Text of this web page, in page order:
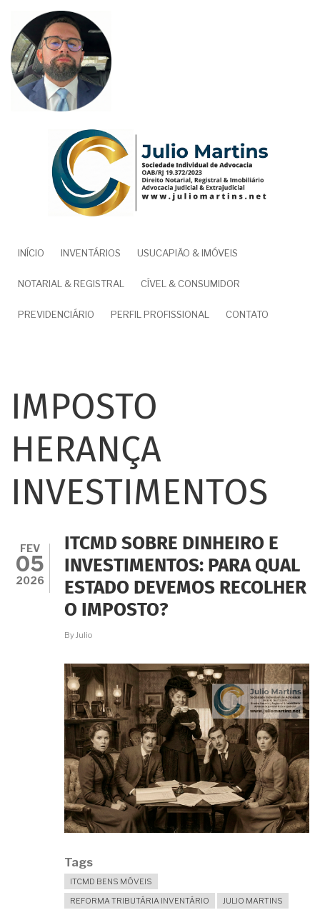
para
conteúdo
principal
NAVEGAÇÃO
PRINCIPAL
INÍCIO INVENTÁRIOS USUCAPIÃO & IMÓVEIS
NOTARIAL & REGISTRAL CÍVEL & CONSUMIDOR
PREVIDENCIÁRIO PERFIL PROFISSIONAL CONTATO
IMPOSTO
HERANÇA
INVESTIMENTOS
FEV
05
2026
ITCMD SOBRE DINHEIRO E
INVESTIMENTOS: PARA QUAL
ESTADO DEVEMOS RECOLHER
O IMPOSTO?
By Julio
Tags
ITCMD BENS MÓVEIS
REFORMA TRIBUTÁRIA INVENTÁRIO
JULIO MARTINS